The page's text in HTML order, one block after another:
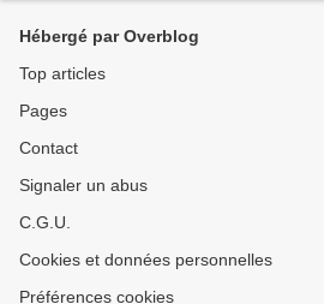
Hébergé par Overblog
Top articles
Pages
Contact
Signaler un abus
C.G.U.
Cookies et données personnelles
Préférences cookies